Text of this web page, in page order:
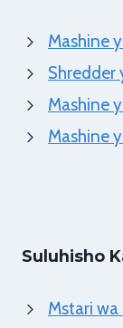
Mashine
Shredder
Mashine
Mashine
Suluhisho
Mstari wa